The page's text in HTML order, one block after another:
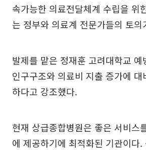
속가능한 의료전달체계 수립을 위
는 정부와 의료계 전문가들의 토의
발제를 맡은 정재훈 고려대학교
인구구조와 의료비 지출 증가에
하다고 강조했다.
현재 상급종합병원은 좋은 서비스
에 제공하기에 최적화된 기관이다.